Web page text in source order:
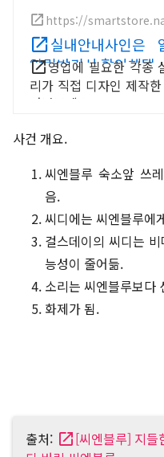
https://
실내안내사인은
알림받기시 할인혜택
영업에 필요한 각종
리가 직접 디자인 제작한
만나보세요
사건 개요.
씨엔블루 숙소앞 쓰
음.
씨디에는 씨엔블루에
걸스데이의 씨디는
능성이 줄어듦.
소리는 씨엔블루보다
화제가 됨.
출처:
[씨엔블루] 지들